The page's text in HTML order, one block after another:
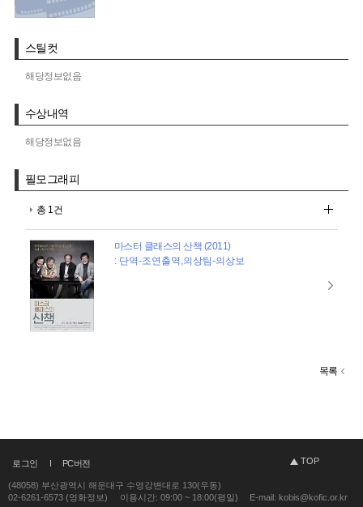
스틸컷
해당정보없음
수상내역
해당정보없음
필모그래피
총 1건
마스터 클래스의 산책 (2011)
: 단역-조연출역,의상팀-의상보
목록
로그인 PC버전 TOP
(48058) 부산광역시 해운대구 수영강변대로 130(우동)
02-6261-6573 (영화정보)
이용시간: 09:00 ~ 18:00(평일) E-mail: kobis@kofic.or.kr